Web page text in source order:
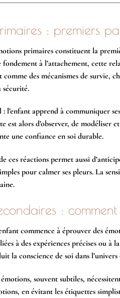
: premiers
primaires constituent la
à l’attachement, cette
comme des mécanismes de survie,
apprend à communiquer
est alors d’observer, de
une confiance en soi durable.
ces réactions permet aussi
pour calmer ses pleurs. La
:
commence à éprouver des
à des expériences précises ou
la conscience de soi dans
émotions, souvent subtiles,
en évitant les étiquettes